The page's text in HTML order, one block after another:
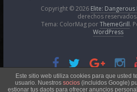
Copyright © 2026 Elite: Dangerous
derechos
Tema: ColorMag porThemeGrill .
WordPress
Esta obra está bajo una
Este sitio web utiliza cookies para que usted
usuario. Nuestros socios (incluidos Google)
estionar tus daots para ofrecer anuncios